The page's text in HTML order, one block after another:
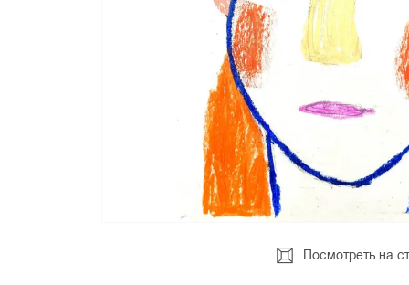
Посмотреть на